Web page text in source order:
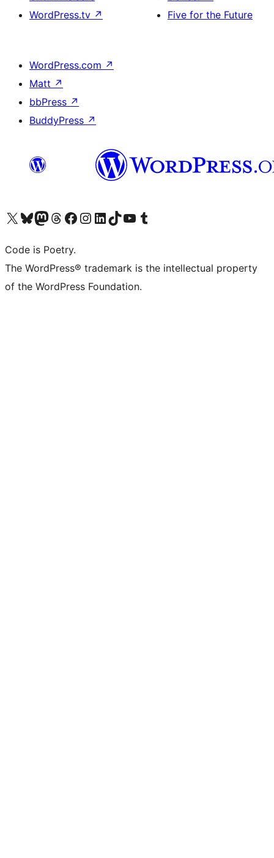
WordPress.tv ↗
Five for the Future
WordPress.com ↗
Matt ↗
bbPress ↗
BuddyPress ↗
Bezoek ons X (voorheen Twitter) account
Bezoek onze Bluesky account
Bezoek ons Mastodon account
Bezoek onze Threads account
Onze Facebookpagina bezoeken
Bezoek onze Instagram account
Bezoek onze LinkedIn account
Bezoek onze TikTok account
Bezoek ons YouTube kanaalBezoek onze Tumblr account
Code is Poetry.
The WordPress® trademark is the intellectual property
of the WordPress Foundation.